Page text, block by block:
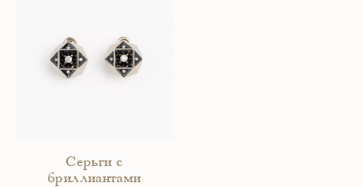
Серьги с
бриллиантами